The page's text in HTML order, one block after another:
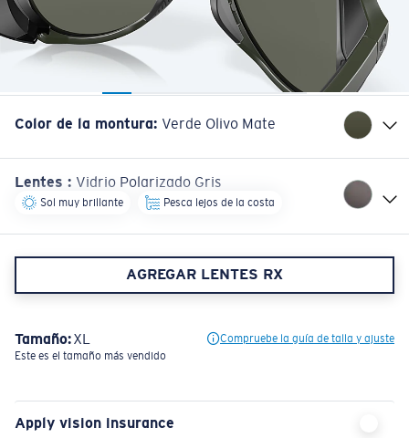
Color de la montura: Verde Olivo Mate
Lentes : Vidrio Polarizado Gris
Sol muy brillante Pesca lejos de la costa
AGREGAR LENTES RX
Tamaño:XL
Compruebe la guía de talla y ajuste
Este es el tamaño más vendido
Apply vision insurance